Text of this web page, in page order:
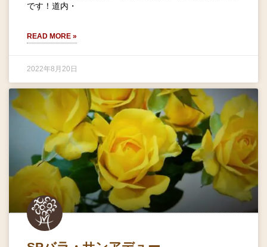
です！道内・
READ MORE »
2022年8月20日